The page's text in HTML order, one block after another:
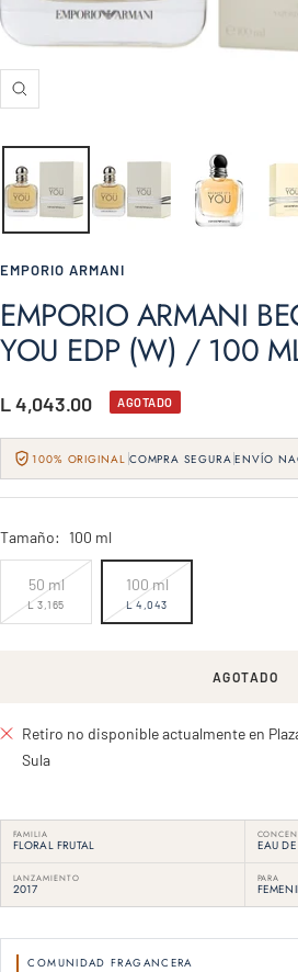
Zoom
EMPORIO ARMANI
EMPORIO ARMANI
YOU EDP (W) / 100
Precio
de
venta
L 4,043.00 AGOTADO
100% ORIGINAL COMPRA SEGURA ENVÍO
Tamaño: 100 ml
50 ml
L 3,165
100 ml
L 4,043
AGOTADO
Retiro no disponible actualmente en
Sula
FAMILIA
FLORAL FRUTAL EAU
LANZAMIENTO
2017
PARA
COMUNIDAD FRAGANCERA